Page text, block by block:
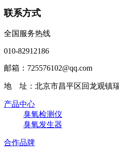
联系方式
全国服务热线
010-82912186
邮箱：725576102@qq.com
地 址：北京市昌平区回龙观镇
产品中心
臭氧检测仪
臭氧发生器
合作品牌